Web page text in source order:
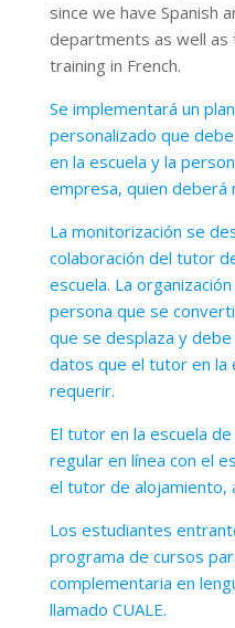
since we have Spanish
departments as well
training in French.
Se implementará un
personalizado que
en la escuela y la
empresa, quien deberá
La monitorización se
colaboración del tutor
escuela. La
persona que se
que se desplaza y
datos que el tutor en la
requerir.
El tutor en la escuela
regular en línea con el
el tutor de alojamiento,
Los estudiantes
programa de cursos
complementaria en
llamado CUALE.